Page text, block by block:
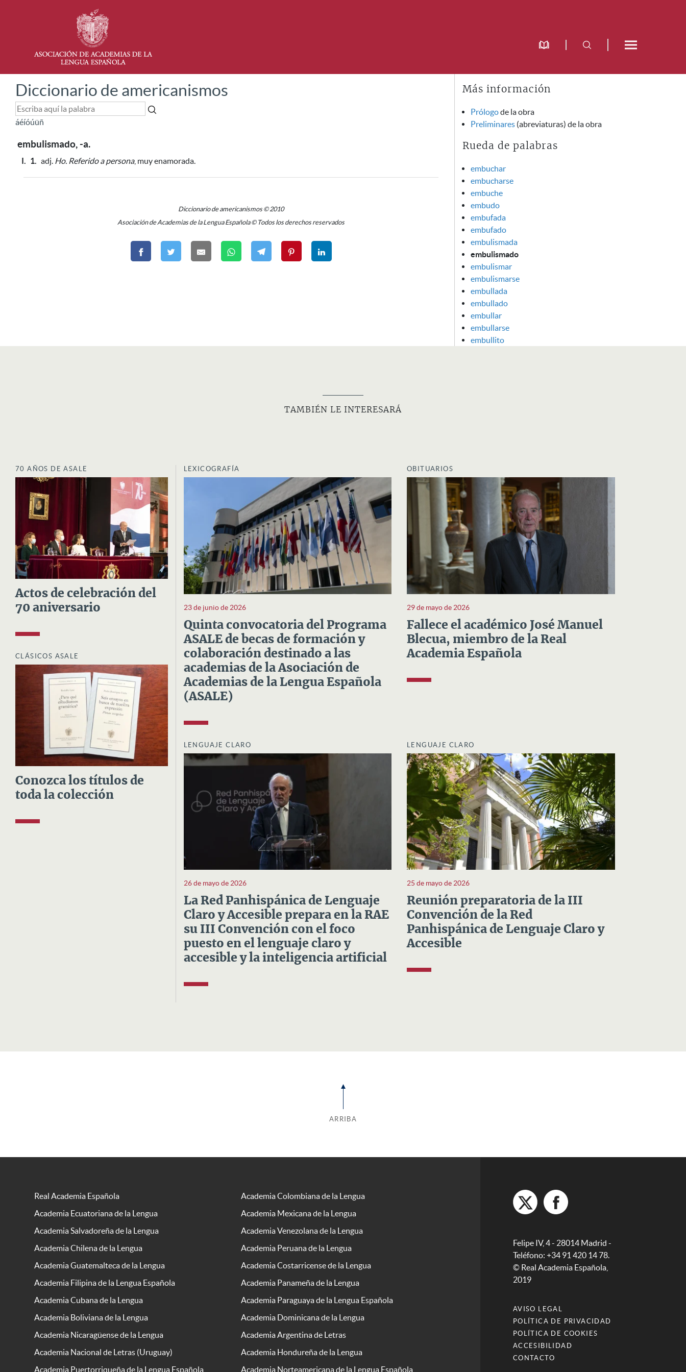
Diccionario de americanismos
áéíóúüñ
embulismado, -a.
I. 1. adj. Ho. Referido a persona, muy enamorada.
Diccionario de americanismos © 2010
Asociación de Academias de la Lengua Española © Todos los derechos reservados
Más información
Prólogode la obra
Preliminares (abreviaturas) de la obra
Rueda de palabras
embuchar
embucharse
embuche
embudo
embufada
embufado
embulismada
embulismado
embulismar
embulismarse
embullada
embullado
embullar
embullarse
embullito
TAMBIÉN LE INTERESARÁ
70 AÑOS DE ASALE
Actos de celebración del
70 aniversario
CLÁSICOS ASALE
Conozca los títulos de
toda la colección
LEXICOGRAFÍA
23 de junio de 2026
Quinta convocatoria del Programa
ASALE de becas de formación y
colaboración destinado a las
academias de la Asociación de
Academias de la Lengua Española
(ASALE)
OBITUARIOS
29 de mayo de 2026
Fallece el académico José Manuel
Blecua, miembro de la Real
Academia Española
LENGUAJE CLARO
26 de mayo de 2026
La Red Panhispánica de Lenguaje
Claro y Accesible prepara en la RAE
su III Convención con el foco
puesto en el lenguaje claro y
accesible y la inteligencia artificial
LENGUAJE CLARO
25 de mayo de 2026
Reunión preparatoria de la III
Convención de la Red
Panhispánica de Lenguaje Claro y
Accesible
ARRIBA
Real Academia Española
Academia Colombiana de la Lengua
Academia Ecuatoriana de la Lengua
Academia Mexicana de la Lengua
Academia Salvadoreña de la Lengua
Academia Venezolana de la Lengua
Academia Chilena de la Lengua
Academia Peruana de la Lengua
Academia Guatemalteca de la Lengua
Academia Costarricense de la Lengua
Academia Filipina de la Lengua Española
Academia Panameña de la Lengua
Academia Cubana de la Lengua
Academia Paraguaya de la Lengua Española
Academia Boliviana de la Lengua
Academia Dominicana de la Lengua
Academia Nicaragüense de la Lengua
Academia Argentina de Letras
Academia Nacional de Letras (Uruguay)
Academia Hondureña de la Lengua
Academia Puertorriqueña de la Lengua Española
Academia Norteamericana de la Lengua Española
Felipe IV, 4 - 28014 Madrid -
Teléfono: +34 91 420 14 78.
© Real Academia Española,
2019
AVISO LEGAL
POLÍTICA DE PRIVACIDAD
POLÍTICA DE COOKIES
ACCESIBILIDAD
CONTACTO